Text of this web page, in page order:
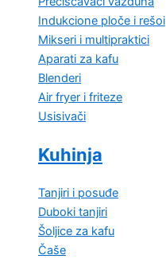
Indukcione ploče i rešoi
Mikseri i multipraktici
Aparati za kafu
Blenderi
Air fryer i friteze
Usisivači
Kuhinja
Tanjiri i posuđe
Duboki tanjiri
Šoljice za kafu
Čaše